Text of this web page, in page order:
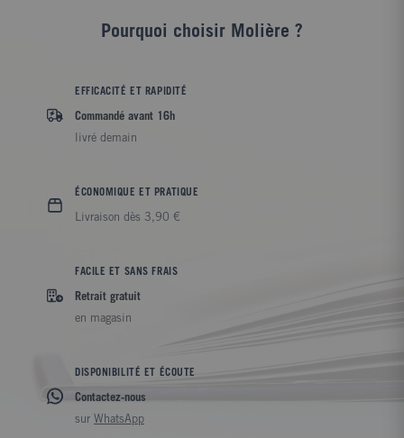
Pourquoi choisir Molière ?
EFFICACITÉ ET RAPIDITÉ
Commandé avant 16h
livré demain
ÉCONOMIQUE ET PRATIQUE
Livraison dès 3,90 €
FACILE ET SANS FRAIS
Retrait gratuit
en magasin
DISPONIBILITÉ ET ÉCOUTE
Contactez-nous
sur WhatsApp